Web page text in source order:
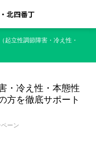
北四番丁
起立性調節障害・冷え性・
・冷え性・本態性
方を徹底サポート
ーン